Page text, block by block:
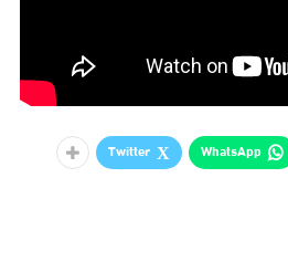
WhatsApp
Twitter